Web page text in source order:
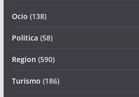
Ocio (138)
Politica (58)
Region (590)
Turismo (186)